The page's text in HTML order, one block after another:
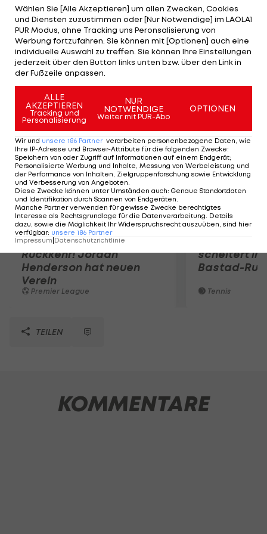
beim Material und belegt nur Rang 30. Im zweiten
Race mischt der 32-Jährige anfangs um den Sieg
mit, ein Windloch wirft ihn aber auf Rang 13 zurück.
Nach fünf Wettfahrten führt der Italiener Filippo
Bladassarri vor dem Slowenen Vasilij Zbogar.
Mehr zum Thema
Premier-League-
Rückkehr! Jordan
Henderson hat neuen
Verein
Premier League
Sebastian
scheitert in
Bastad-
Tennis
TEILEN
KOMMENTARE
Wählen Sie [Alle Akzeptieren] um allen Zwecken, Cookies
und Diensten zuzustimmen oder [Nur Notwendige] im LAOLA1
PUR Modus, ohne Tracking uns Peronsalisierung von
Werbung fortzufahren. Sie können mit [Optionen] auch eine
individuelle Auswahl zu treffen. Sie können Ihre Einstellungen
jederzeit über den Button links unten bzw. über den Link in
der Fußzeile anpassen.
ALLE
AKZEPTIEREN
Tracking und
Personalisierung
NUR
NOTWENDIGE
Weiter mit PUR-Abo
OPTIONEN
Wir und unsere 186 Partner verarbeiten personenbezogene Daten, wie
Ihre IP-Adresse und Browser-Attribute für die folgenden Zwecke:
Speichern von oder Zugriff auf Informationen auf einem Endgerät;
Personalisierte Werbung und Inhalte, Messung von Werbeleistung und
der Performance von Inhalten, Zielgruppenforschung sowie Entwicklung
und Verbesserung von Angeboten.
Diese Zwecke können unter Umständen auch: Genaue Standortdaten
und Identifikation durch Scannen von Endgeräten.
Manche Partner verwenden für gewisse Zwecke berechtigtes
Interesse als Rechtsgrundlage für die Datenverarbeitung. Details
dazu, sowie die Möglichkeit Ihr Widerspruchsrecht auszuüben, sind hier
verfügbar: unsere 186 Partner
Impressum Datenschutzrichtlinie